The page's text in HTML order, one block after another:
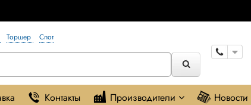
Торшер
Спот
Контакты Производители Новости